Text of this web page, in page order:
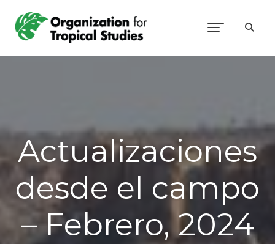
Actualizaciones
desde el campo
– Febrero, 2024